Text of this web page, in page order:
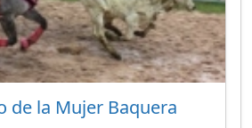
de la Mujer Baquera